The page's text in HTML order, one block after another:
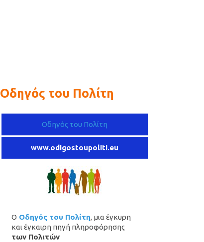
Οδηγός του Πολίτη
Οδηγός του Πολίτη
www.odigostoupoliti.eu
Ο Οδηγός του Πολίτη, μια έγκυρη
και έγκαιρη πηγή πληροφόρησης
των Πολιτών